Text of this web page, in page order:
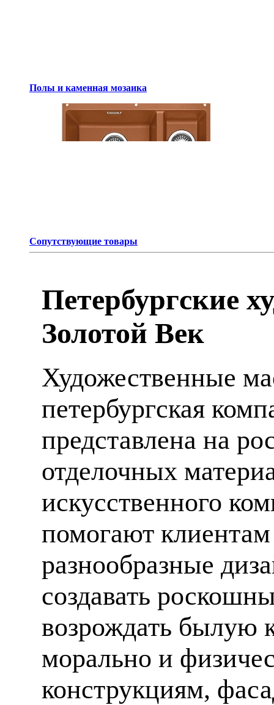
Полы и каменная мозаика
Сопутствующие товары
Петербургские
Золотой Век
Художественные
петербургская
представлена на
отделочных
искусственного
помогают
разнообразные
создавать
возрождать былую
морально и
конструкциям,